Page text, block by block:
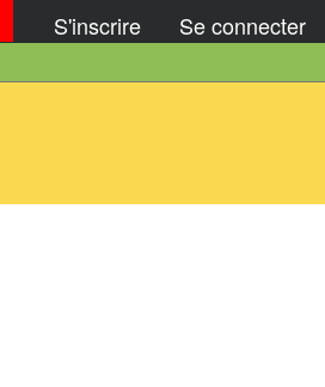
S'inscrire Se connecter